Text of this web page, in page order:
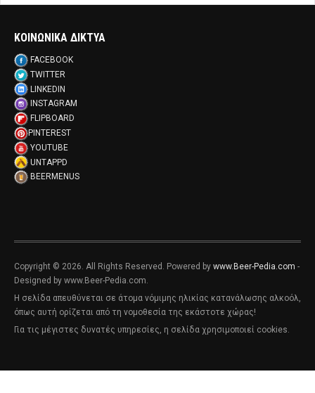
ΚΟΙΝΩΝΙΚΑ ΔΙΚΤΥΑ
FACEBOOK
TWITTER
LINKEDIN
INSTAGRAM
FLIPBOARD
PINTEREST
YOUTUBE
UNTAPPD
BEERMENUS
Copyright © 2026. All Rights Reserved. Powered by www.Beer-Pedia.com -
Designed by www.Beer-Pedia.com.
Η σελίδα απευθύνεται σε άτομα νόμιμης ηλικίας κατανάλωσης αλκοόλ,
όπως αυτή ορίζεται από τη νομοθεσία της εκάστοτε χώρας!
Για τις μέγιστες δυνατές υπηρεσίες, η σελίδα χρησιμοποιεί cookies.